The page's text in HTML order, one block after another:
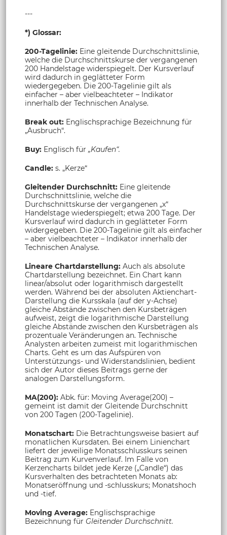
---
*) Glossar:
200-Tagelinie: Eine gleitende Durchschnittslinie,
welche die Durchschnittskurse der vergangenen
200 Handelstage widerspiegelt. Der Kursverlauf
wird dadurch in geglätteter Form
wiedergegeben. Die 200-Tagelinie gilt als
einfacher – aber vielbeachteter – Indikator
innerhalb der Technischen Analyse.
Break out: Englischsprachige Bezeichnung für
„Ausbruch“.
Buy: Englisch für „Kaufen“.
Candle: s. „Kerze“
Gleitender Durchschnitt: Eine gleitende
Durchschnittslinie, welche die
Durchschnittskurse der vergangenen „x“
Handelstage wiederspiegelt; etwa 200 Tage. Der
Kursverlauf wird dadurch in geglätteter Form
widergegeben. Die 200-Tagelinie gilt als einfacher
– aber vielbeachteter – Indikator innerhalb der
Technischen Analyse.
Lineare Chartdarstellung: Auch als absolute
Chartdarstellung bezeichnet. Ein Chart kann
linear/absolut oder logarithmisch dargestellt
werden. Während bei der absoluten Aktienchart-
Darstellung die Kursskala (auf der y-Achse)
gleiche Abstände zwischen den Kursbeträgen
aufweist, zeigt die logarithmische Darstellung
gleiche Abstände zwischen den Kursbeträgen als
prozentuale Veränderungen an. Technische
Analysten arbeiten zumeist mit logarithmischen
Charts. Geht es um das Aufspüren von
Unterstützungs- und Widerstandslinien, bedient
sich der Autor dieses Beitrags gerne der
analogen Darstellungsform.
MA(200): Abk. für: Moving Average(200) –
gemeint ist damit der Gleitende Durchschnitt
von 200 Tagen (200-Tagelinie).
Monatschart: Die Betrachtungsweise basiert auf
monatlichen Kursdaten. Bei einem Linienchart
liefert der jeweilige Monatsschlusskurs seinen
Beitrag zum Kurvenverlauf. Im Falle von
Kerzencharts bildet jede Kerze („Candle“) das
Kursverhalten des betrachteten Monats ab:
Monatseröffnung und -schlusskurs; Monatshoch
und -tief.
Moving Average: Englischsprachige
Bezeichnung für Gleitender Durchschnitt.